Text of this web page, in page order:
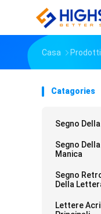
Casa Prodotti
Catagories
Segno
Segno
Manica
Segno
Della
Lettere